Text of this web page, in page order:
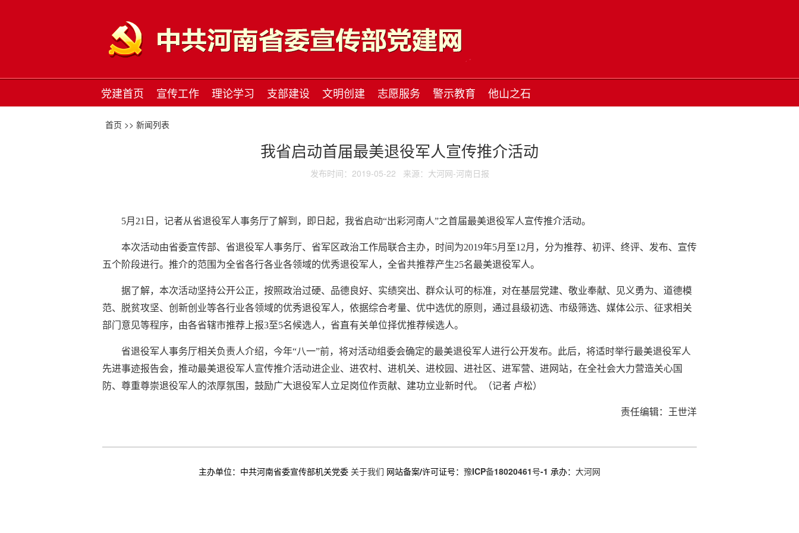
党建首页 宣传工作 理论学习 支部建设 文明创建 志愿服务 警示教育 他山之石
首页 >> 新闻列表
我省启动首届最美退役军人宣传推介活动
发布时间：2019-05-22 来源：大河网-河南日报
5月21日，记者从省退役军人事务厅了解到，即日起，我省启动“出彩河南人”之首届最美退役军人宣传推介活动。
本次活动由省委宣传部、省退役军人事务厅、省军区政治工作局联合主办，时间为2019年5月至12月，分为推荐、初评、终评、发布、宣传
五个阶段进行。推介的范围为全省各行各业各领域的优秀退役军人，全省共推荐产生25名最美退役军人。
据了解，本次活动坚持公开公正，按照政治过硬、品德良好、实绩突出、群众认可的标准，对在基层党建、敬业奉献、见义勇为、道德模
范、脱贫攻坚、创新创业等各行业各领域的优秀退役军人，依据综合考量、优中选优的原则，通过县级初选、市级筛选、媒体公示、征求相关
部门意见等程序，由各省辖市推荐上报3至5名候选人，省直有关单位择优推荐候选人。
省退役军人事务厅相关负责人介绍，今年“八一”前，将对活动组委会确定的最美退役军人进行公开发布。此后，将适时举行最美退役军人
先进事迹报告会，推动最美退役军人宣传推介活动进企业、进农村、进机关、进校园、进社区、进军营、进网站，在全社会大力营造关心国
防、尊重尊崇退役军人的浓厚氛围，鼓励广大退役军人立足岗位作贡献、建功立业新时代。（记者 卢松）
责任编辑：王世洋
主办单位：中共河南省委宣传部机关党委 关于我们 网站备案/许可证号： 豫ICP备18020461号-1 承办： 大河网